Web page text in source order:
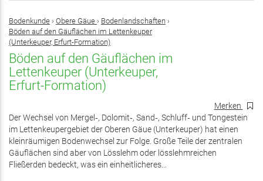
Bodenkunde › Obere Gäue › Bodenlandschaften ›
Böden auf den Gäuflächen im Lettenkeuper
(Unterkeuper, Erfurt-Formation)
Böden auf den Gäuflächen im
Lettenkeuper (Unterkeuper,
Erfurt-Formation)
Merken
Der Wechsel von Mergel‑, Dolomit‑, Sand‑, Schluff‑ und Tongestein
im Lettenkeupergebiet der Oberen Gäue (Unterkeuper) hat einen
kleinräumigen Bodenwechsel zur Folge. Große Teile der zentralen
Gäuflächen sind aber von Lösslehm oder lösslehmreichen
Fließerden bedeckt, was ein einheitlicheres...